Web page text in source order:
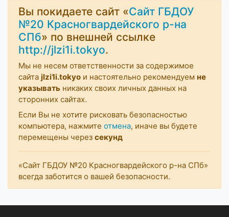
Вы покидаете сайт «Сайт ГБДОУ
№20 Красногвардейского р-на
СПб» по внешней ссылке
http://jlzi1i.tokyo.
Мы не несем ответственности за содержимое
сайта jlzi1i.tokyo и настоятельно рекомендуем не
указывать никаких своих личных данных на
сторонних сайтах.
Если Вы не хотите рисковать безопасностью
компьютера, нажмите отмена, иначе вы будете
перемещены через секунд
«Сайт ГБДОУ №20 Красногвардейского р-на СПб»
всегда заботится о вашей безопасности.